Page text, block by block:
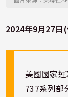
2024年9月27日
美國國家
737系列部